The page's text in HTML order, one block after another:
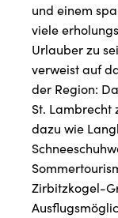
und einem
viele
Urlauber zu
verweist auf
der Region:
St. Lambrecht
dazu wie
Zirbitzkogel-